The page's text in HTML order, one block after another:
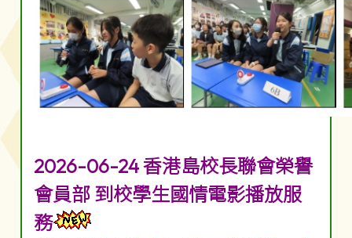
2026-06-24 香港島校長聯會榮譽
會員部 到校學生國情電影播放服
務